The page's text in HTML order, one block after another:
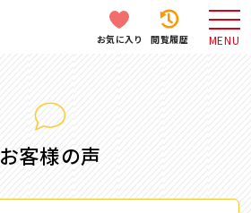
お気に入り 閲覧履歴 MENU
お客様の声